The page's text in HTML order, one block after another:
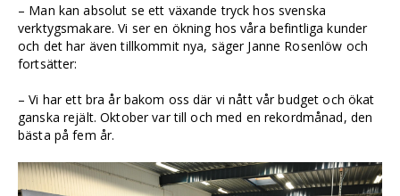
– Man kan absolut se ett växande tryck hos svenska
verktygsmakare. Vi ser en ökning hos våra befintliga kunder
och det har även tillkommit nya, säger Janne Rosenlöw och
fortsätter:
– Vi har ett bra år bakom oss där vi nått vår budget och ökat
ganska rejält. Oktober var till och med en rekordmånad, den
bästa på fem år.